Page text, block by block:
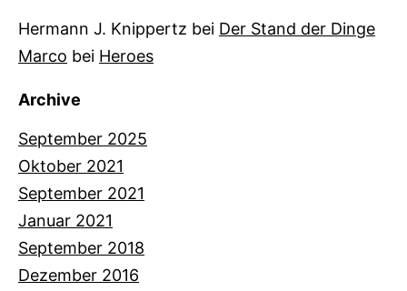
Hermann J. Knippertz bei Der Stand der Dinge
Marco bei Heroes
Archive
September 2025
Oktober 2021
September 2021
Januar 2021
September 2018
Dezember 2016